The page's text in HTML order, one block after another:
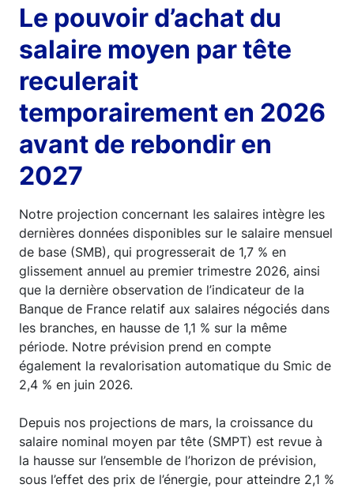
Le pouvoir d’achat du
salaire moyen par tête
reculerait
temporairement en 2026
avant de rebondir en
2027
Notre projection concernant les salaires intègre les
dernières données disponibles sur le salaire mensuel
de base (SMB), qui progresserait de 1,7 % en
glissement annuel au premier trimestre 2026, ainsi
que la dernière observation de l’indicateur de la
Banque de France relatif aux salaires négociés dans
les branches, en hausse de 1,1 % sur la même
période. Notre prévision prend en compte
également la revalorisation automatique du Smic de
2,4 % en juin 2026.
Depuis nos projections de mars, la croissance du
salaire nominal moyen par tête (SMPT) est revue à
la hausse sur l’ensemble de l’horizon de prévision,
sous l’effet des prix de l’énergie, pour atteindre 2,1 %